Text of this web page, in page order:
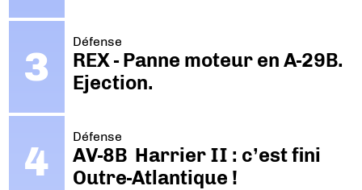
Défense
REX - Panne moteur en A-29B.
Ejection.
Défense
AV-8B Harrier II : c’est fini
Outre-Atlantique !